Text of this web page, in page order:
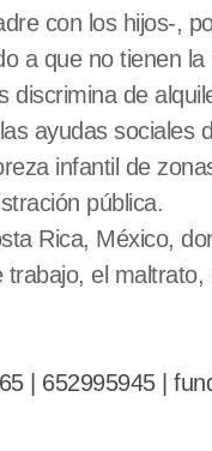
con los hijos-,
a que no tienen
de
ayudas sociales
infantil de
pública.
Rica, México,
el
| 652995945 |